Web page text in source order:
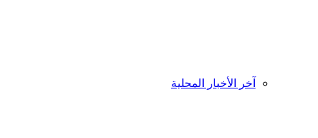
آخر الأخبار المحلية